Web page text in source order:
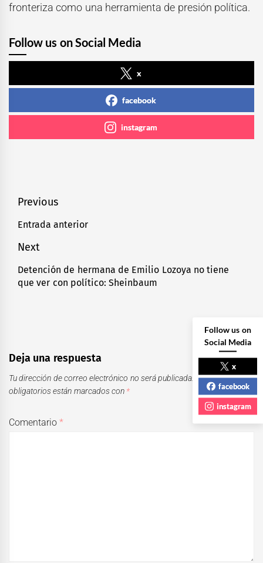
fronteriza como una herramienta de presión política.
Follow us on Social Media
x
facebook
instagram
Navegación
de
entradas
Previous
Previous
Entrada anterior
Next
Next
post:
Detención de hermana de Emilio Lozoya no tiene
que ver con político: Sheinbaum
Deja una respuesta
Tu dirección de correo electrónico no será publicada.
Los campos
obligatorios están marcados con *
Comentario*
Follow us on
Social Media
x
facebook
instagram